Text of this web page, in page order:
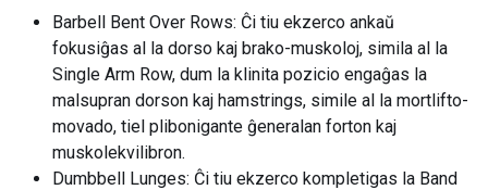
Barbell Bent Over Rows: Ĉi tiu ekzerco ankaŭ
fokusiĝas al la dorso kaj brako-muskoloj, simila al la
Single Arm Row, dum la klinita pozicio engaĝas la
malsupran dorson kaj hamstrings, simile al la mortlifto-
movado, tiel plibonigante ĝeneralan forton kaj
muskolekvilibron.
Dumbbell Lunges: Ĉi tiu ekzerco kompletigas la Band